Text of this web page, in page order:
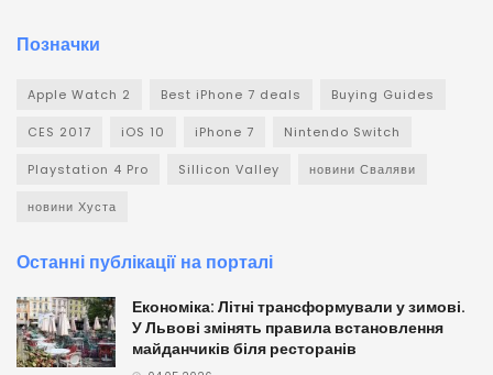
Позначки
Apple Watch 2 Best iPhone 7 deals Buying Guides
CES 2017 iOS 10 iPhone 7 Nintendo Switch
Playstation 4 Pro Sillicon Valley новини Сваляви
новини Хуста
Останні публікації на порталі
Економіка: Літні трансформували у зимові.
У Львові змінять правила встановлення
майданчиків біля ресторанів